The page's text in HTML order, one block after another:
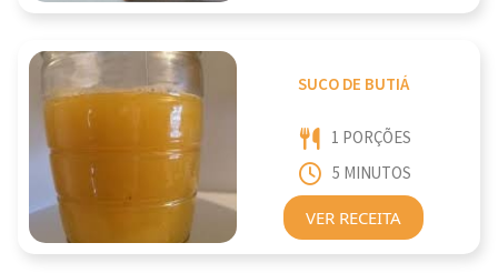
SUCO DE BUTIÁ
1 PORÇÕES
5 MINUTOS
VER RECEITA